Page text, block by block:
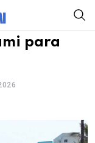
para